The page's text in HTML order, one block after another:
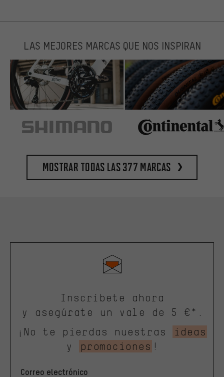
LAS MEJORES MARCAS QUE NOS INSPIRAN
Mostrar todas las 377 marcas
Inscríbete ahora
y asegúrate un vale de 5 €*.
¡No te pierdas nuestras
ideas
y
promociones !
Correo electrónico